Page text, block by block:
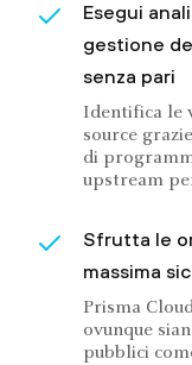
Esegui
gestione
senza pari
Identifica le
source
di
upstream
Sfrutta le
massima
Prisma
ovunque
pubblici